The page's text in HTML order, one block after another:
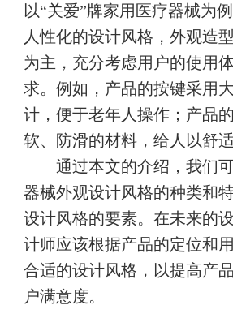
以“关爱”牌家用医疗器械为
人性化的设计风格，外观造
为主，充分考虑用户的使用
求。例如，产品的按键采用
计，便于老年人操作；产品
软、防滑的材料，给人以舒适
通过本文的介绍，我们
器械外观设计风格的种类和
设计风格的要素。在未来的
计师应该根据产品的定位和
合适的设计风格，以提高产
户满意度。